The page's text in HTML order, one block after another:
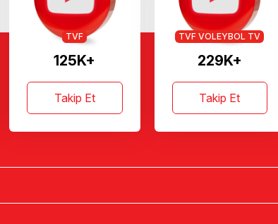
125K+
TVF
Takip Et
229K+
TVF VOLEYBOL TV
Takip Et